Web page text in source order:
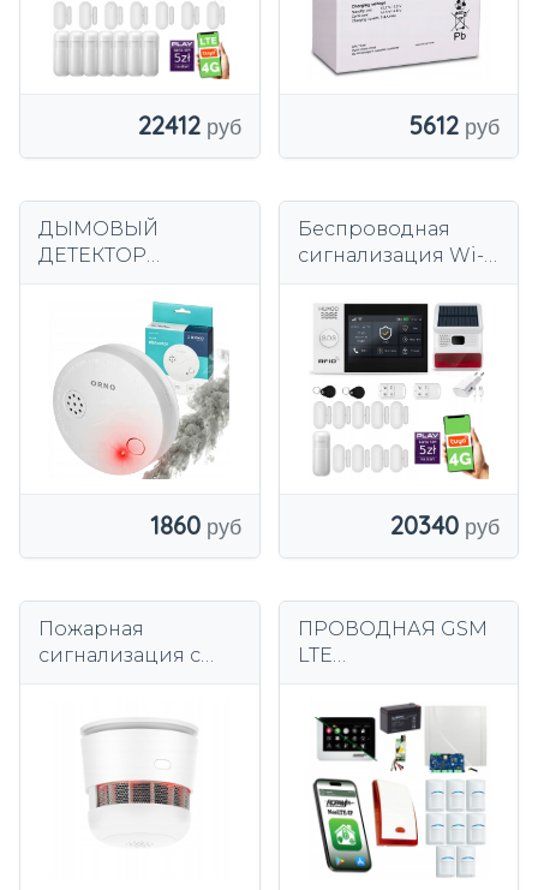
22412 5612
ДЫМОВЫЙ
ДЕТЕКТОР
БЕСПРОВОДНОЙ
ПОЖАРНЫЙ
СЕРТИФИКАЦИЯ 10
ЛЕТ
1860
Беспроводная
сигнализация Wi-
комплект
сигнализации
HUXGO HXA007
D9BS
20340
Пожарная
сигнализация с
сроком службы 10
СЕРТИФИЦИРОВА
ПРОВОДНАЯ GSM
LTE
для дома с 8
детекторами
BOSCH Ropam